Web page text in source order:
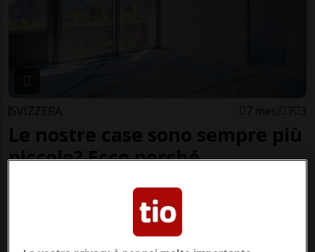
SVIZZERA 7 mesi 7 3
Le nostre case sono sempre più
piccole? Ecco perché